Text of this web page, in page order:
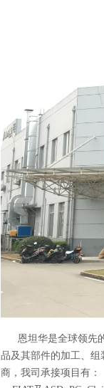
恩坦华是全球领先的
品及其部件的加工、
商，我司承接项目有：